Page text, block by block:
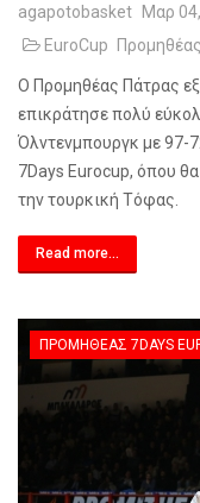
agapotobasket Μαρ
EuroCup
Ο Προμηθέας Πάτρας
επικράτησε πολύ
Όλντενμπουργκ με 97-
7Days Eurocup, όπου
την τουρκική Τόφας.
Read more...
ΠΡΟΜΗΘΈΑΣ 7DAYS